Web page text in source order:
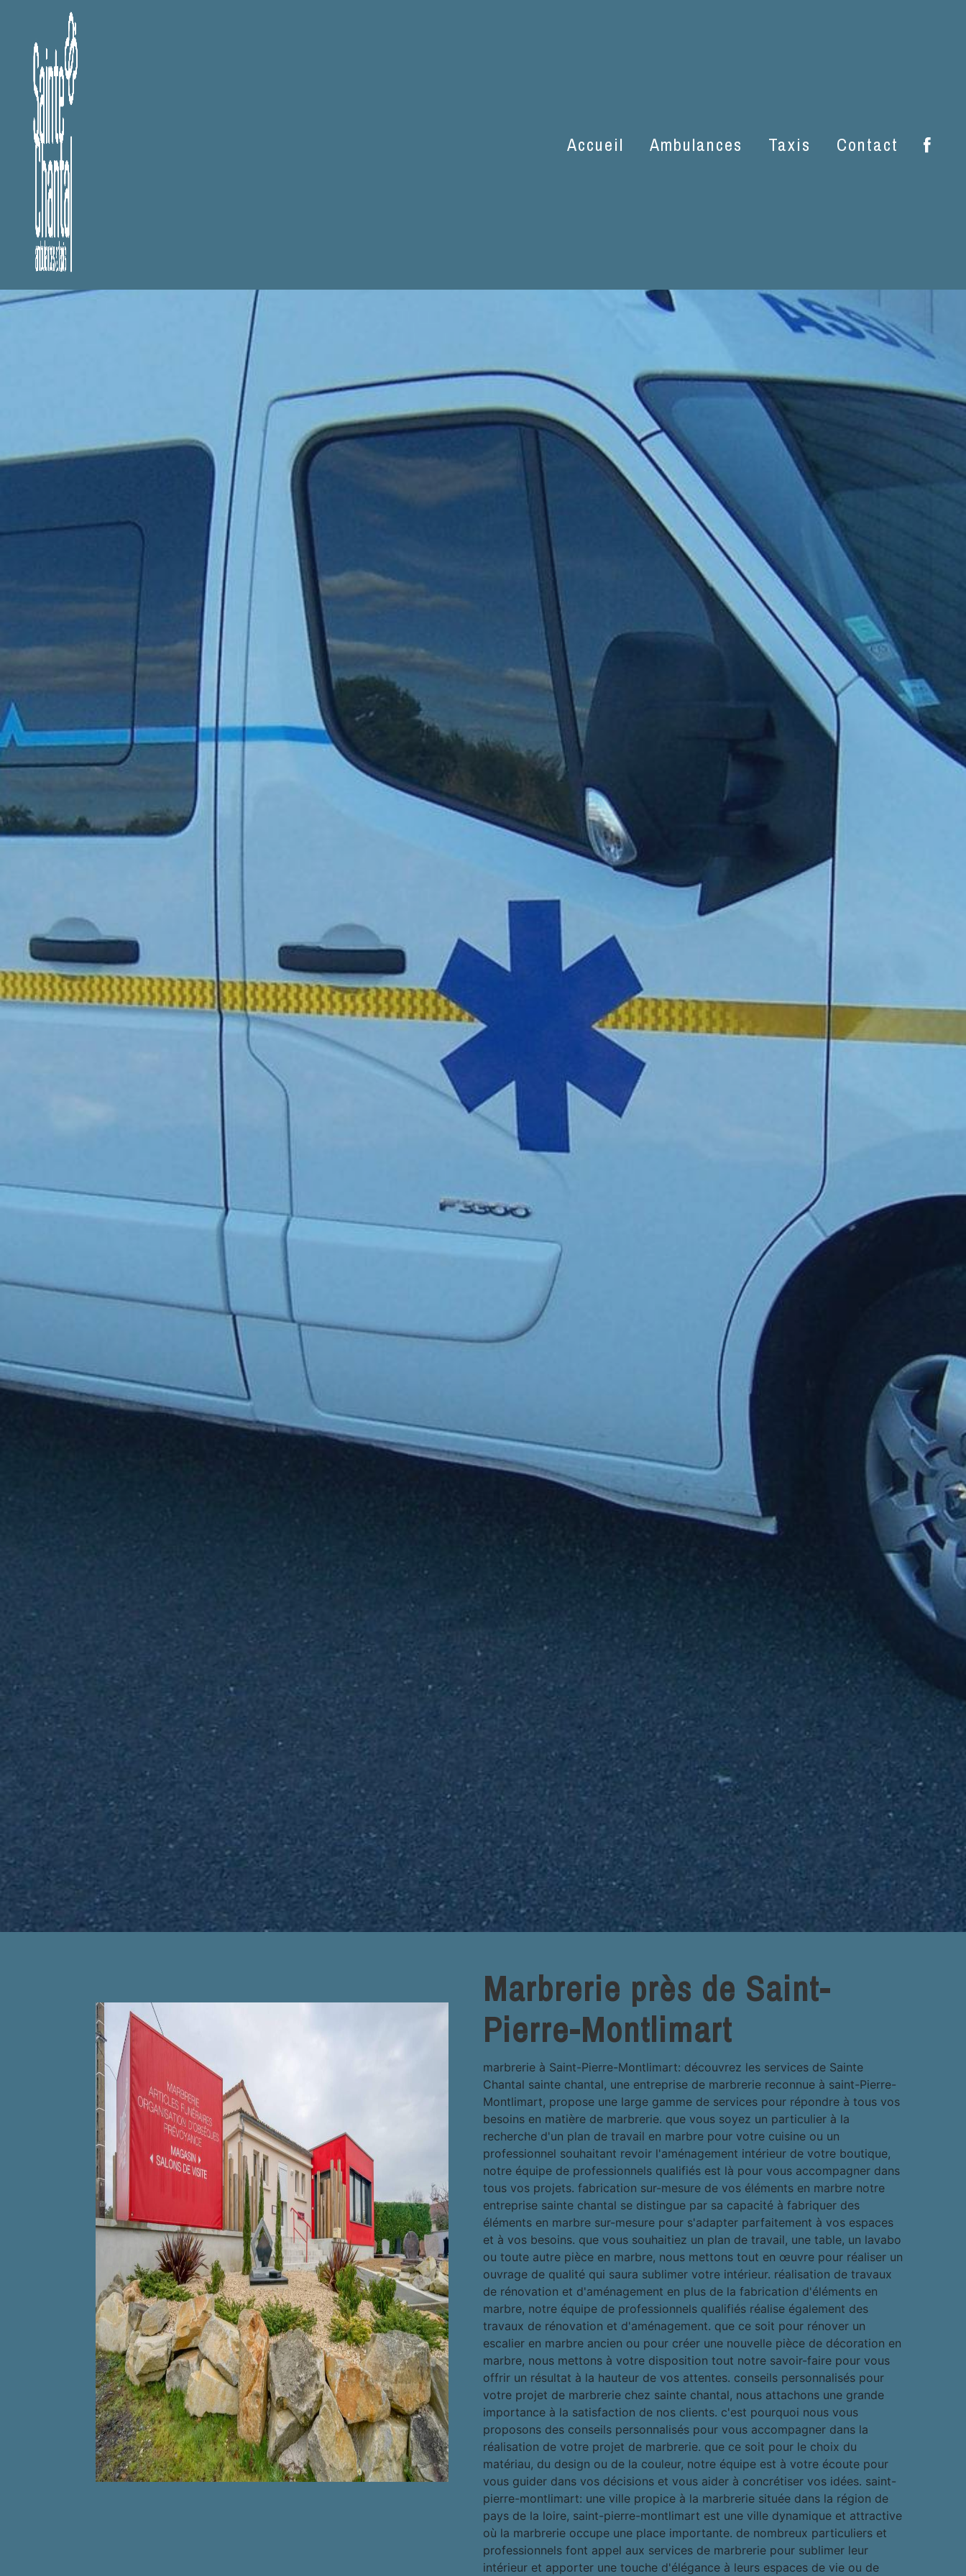
Accueil Ambulances Taxis Contact
Marbrerie près de Saint-
Pierre-Montlimart
marbrerie à Saint-Pierre-Montlimart: découvrez les services de Sainte
Chantal sainte chantal, une entreprise de marbrerie reconnue à saint-Pierre-
Montlimart, propose une large gamme de services pour répondre à tous vos
besoins en matière de marbrerie. que vous soyez un particulier à la
recherche d'un plan de travail en marbre pour votre cuisine ou un
professionnel souhaitant revoir l'aménagement intérieur de votre boutique,
notre équipe de professionnels qualifiés est là pour vous accompagner dans
tous vos projets. fabrication sur-mesure de vos éléments en marbre notre
entreprise sainte chantal se distingue par sa capacité à fabriquer des
éléments en marbre sur-mesure pour s'adapter parfaitement à vos espaces
et à vos besoins. que vous souhaitiez un plan de travail, une table, un lavabo
ou toute autre pièce en marbre, nous mettons tout en œuvre pour réaliser un
ouvrage de qualité qui saura sublimer votre intérieur. réalisation de travaux
de rénovation et d'aménagement en plus de la fabrication d'éléments en
marbre, notre équipe de professionnels qualifiés réalise également des
travaux de rénovation et d'aménagement. que ce soit pour rénover un
escalier en marbre ancien ou pour créer une nouvelle pièce de décoration en
marbre, nous mettons à votre disposition tout notre savoir-faire pour vous
offrir un résultat à la hauteur de vos attentes. conseils personnalisés pour
votre projet de marbrerie chez sainte chantal, nous attachons une grande
importance à la satisfaction de nos clients. c'est pourquoi nous vous
proposons des conseils personnalisés pour vous accompagner dans la
réalisation de votre projet de marbrerie. que ce soit pour le choix du
matériau, du design ou de la couleur, notre équipe est à votre écoute pour
vous guider dans vos décisions et vous aider à concrétiser vos idées. saint-
pierre-montlimart: une ville propice à la marbrerie située dans la région de
pays de la loire, saint-pierre-montlimart est une ville dynamique et attractive
où la marbrerie occupe une place importante. de nombreux particuliers et
professionnels font appel aux services de marbrerie pour sublimer leur
intérieur et apporter une touche d'élégance à leurs espaces de vie ou de
Panneau de gestion des cookies